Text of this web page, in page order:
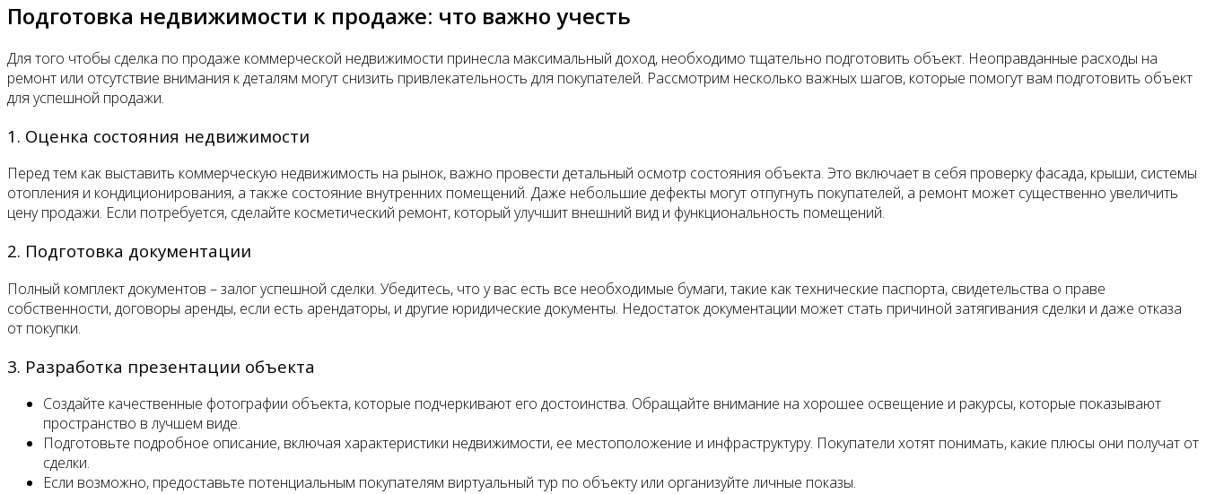
Подготовка недвижимости к продаже: что важно учесть
Для того чтобы сделка по продаже коммерческой недвижимости принесла максимальный доход, необходимо тщательно подготовить объект. Неоправданные расходы на
ремонт или отсутствие внимания к деталям могут снизить привлекательность для покупателей. Рассмотрим несколько важных шагов, которые помогут вам подготовить объект
для успешной продажи.
1. Оценка состояния недвижимости
Перед тем как выставить коммерческую недвижимость на рынок, важно провести детальный осмотр состояния объекта. Это включает в себя проверку фасада, крыши, системы
отопления и кондиционирования, а также состояние внутренних помещений. Даже небольшие дефекты могут отпугнуть покупателей, а ремонт может существенно увеличить
цену продажи. Если потребуется, сделайте косметический ремонт, который улучшит внешний вид и функциональность помещений.
2. Подготовка документации
Полный комплект документов – залог успешной сделки. Убедитесь, что у вас есть все необходимые бумаги, такие как технические паспорта, свидетельства о праве
собственности, договоры аренды, если есть арендаторы, и другие юридические документы. Недостаток документации может стать причиной затягивания сделки и даже отказа
от покупки.
3. Разработка презентации объекта
Создайте качественные фотографии объекта, которые подчеркивают его достоинства. Обращайте внимание на хорошее освещение и ракурсы, которые показывают
пространство в лучшем виде.
Подготовьте подробное описание, включая характеристики недвижимости, ее местоположение и инфраструктуру. Покупатели хотят понимать, какие плюсы они получат от
сделки.
Если возможно, предоставьте потенциальным покупателям виртуальный тур по объекту или организуйте личные показы.